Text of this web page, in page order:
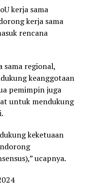
kerja sama
kerja sama
rencana
sama regional,
keanggotaan
pemimpin juga
untuk mendukung
keketuaan
ucapnya.